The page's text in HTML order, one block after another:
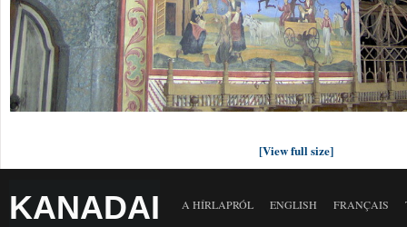
[View full size]
KANADAI
A HÍRLAPRÓL ENGLISH FRANÇAIS